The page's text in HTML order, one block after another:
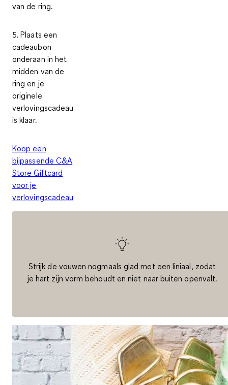
van de ring.
5. Plaats een
cadeaubon
onderaan in het
midden van de
ring en je
originele
verlovingscadeau
is klaar.
Koop een
bijpassende C&A
Store Giftcard
voor je
verlovingscadeau
Strijk de vouwen nogmaals glad met een liniaal, zodat
je hart zijn vorm behoudt en niet naar buiten openvalt.